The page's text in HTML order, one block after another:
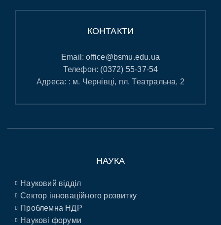
КОНТАКТИ
Email:office@bsmu.edu.ua
Телефон: (0372) 55-37-54
Адреса: : м. Чернівці, пл. Театральна, 2
НАУКА
Науковий відділ
Сектор інноваційного розвитку
Проблемна НДР
Наукові форуми